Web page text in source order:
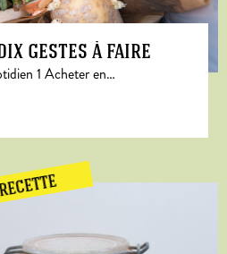
gestes à faire
1 Acheter en…